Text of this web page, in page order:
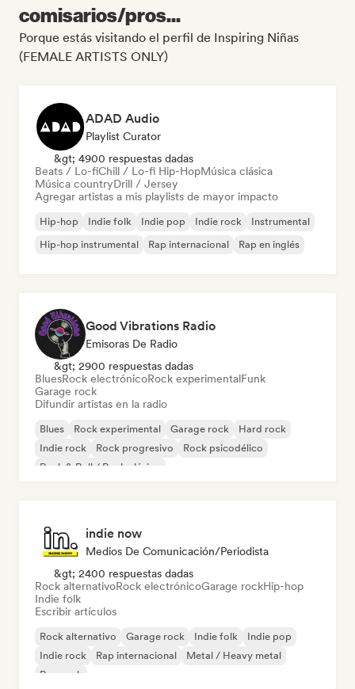
comisarios/pros...
Porque estás visitando el perfil de Inspiring Niñas
(FEMALE ARTISTS ONLY)
ADAD Audio
Playlist Curator
&gt; 4900 respuestas dadas
Beats / Lo-fiChill / Lo-fi Hip-HopMúsica clásica
Música countryDrill / Jersey
Agregar artistas a mis playlists de mayor impacto
Hip-hop Indie folk Indie pop Indie rock
Instrumental
Hip-hop instrumental
Rap internacional Rap en inglés
Good Vibrations Radio
Emisoras De Radio
&gt; 2900 respuestas dadas
BluesRock electrónicoRock experimentalFunk
Garage rock
Difundir artistas en la radio
Blues Rock experimental Garage rock
Hard rock
Indie rock
Rock progresivo
Rock psicodélico
Rock & Roll / Rock clásico
indie now
Medios De Comunicación/Periodista
&gt; 2400 respuestas dadas
Rock alternativoRock electrónicoGarage rockHip-hop
Indie folk
Escribir artículos
Rock alternativo Garage rock Indie folk
Indie pop
Indie rock
Rap internacional
Metal / Heavy metal
Pop rock